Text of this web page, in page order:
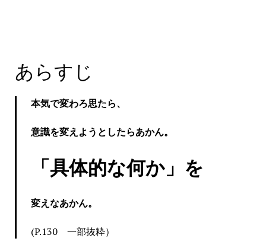
あらすじ
本気で変わろ思たら、
意識を変えようとしたらあかん。
「具体的な何か」を
変えなあかん。
(P.130 一部抜粋）